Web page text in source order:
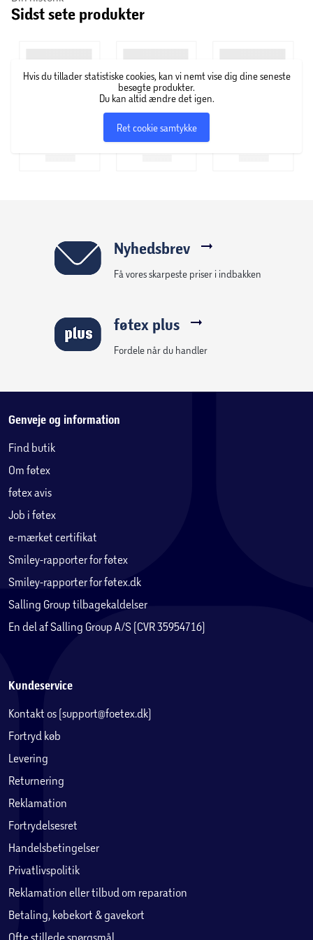
tandkødsranden.
tid til at udskifte dit børstehoved.
Sidst sete produkter
Hvis du tillader statistiske cookies, kan vi nemt vise dig dine seneste
besøgte produkter.
Du kan altid ændre det igen.
Ret cookie samtykke
Nyhedsbrev
Få vores skarpeste priser i indbakken
føtex plus
Fordele når du handler
Genveje og information
Find butik
Om føtex
føtex avis
Job i føtex
e-mærket certifikat
Smiley-rapporter for føtex
Smiley-rapporter for føtex.dk
Salling Group tilbagekaldelser
En del af Salling Group A/S (CVR 35954716)
Kundeservice
Kontakt os (support@foetex.dk)
Fortryd køb
Levering
Returnering
Reklamation
Fortrydelsesret
Handelsbetingelser
Privatlivspolitik
Reklamation eller tilbud om reparation
Betaling, købekort & gavekort
Ofte stillede spørgsmål